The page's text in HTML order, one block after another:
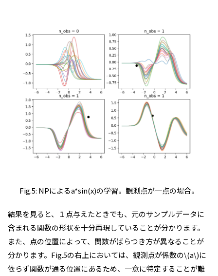
Fig.5: NPによるa*sin(x)の学習。観測点が一点の場合。
結果を見ると、１点与えたときでも、元のサンプルデータに
含まれる関数の形状を十分再現していることが分かります。
また、点の位置によって、関数がばらつき方が異なることが
分かります。Fig.5の右上においては、観測点が係数の\(a\)に
依らず関数が通る位置にあるため、一意に特定することが難